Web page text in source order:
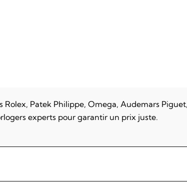
Patek Philippe, Omega, Audemars
experts pour garantir un prix juste.